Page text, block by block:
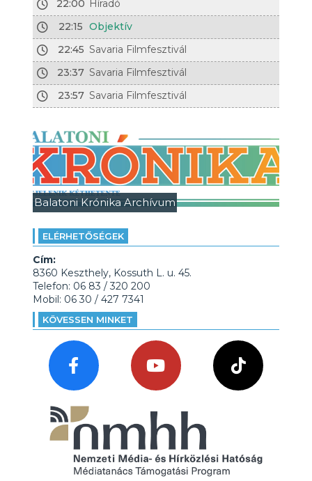
22:00 Híradó
22:15 Objektív
22:45 Savaria Filmfesztivál
23:37 Savaria Filmfesztivál
23:57 Savaria Filmfesztivál
Balatoni Krónika Archívum
ELÉRHETŐSÉGEK
Cím:
8360 Keszthely, Kossuth L. u. 45.
Telefon: 06 83 / 320 200
Mobil: 06 30 / 427 7341
KÖVESSEN MINKET